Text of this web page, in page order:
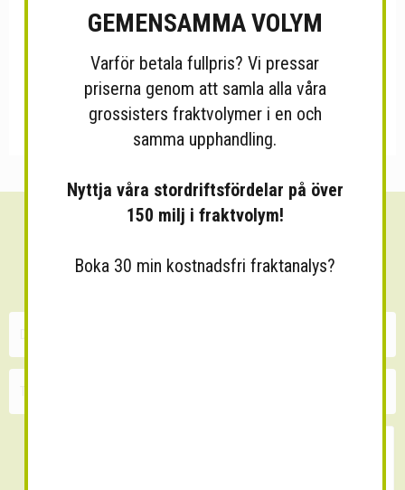
30 minuters kostnadsfri konsultation
GEMENSAMMA VOLYM
Varför betala fullpris? Vi pressar
priserna genom att samla alla våra
grossisters fraktvolymer i en och
samma upphandling.
Nyttja våra stordriftsfördelar på över
150 milj i fraktvolym!
Boka 30 min kostnadsfri fraktanalys?